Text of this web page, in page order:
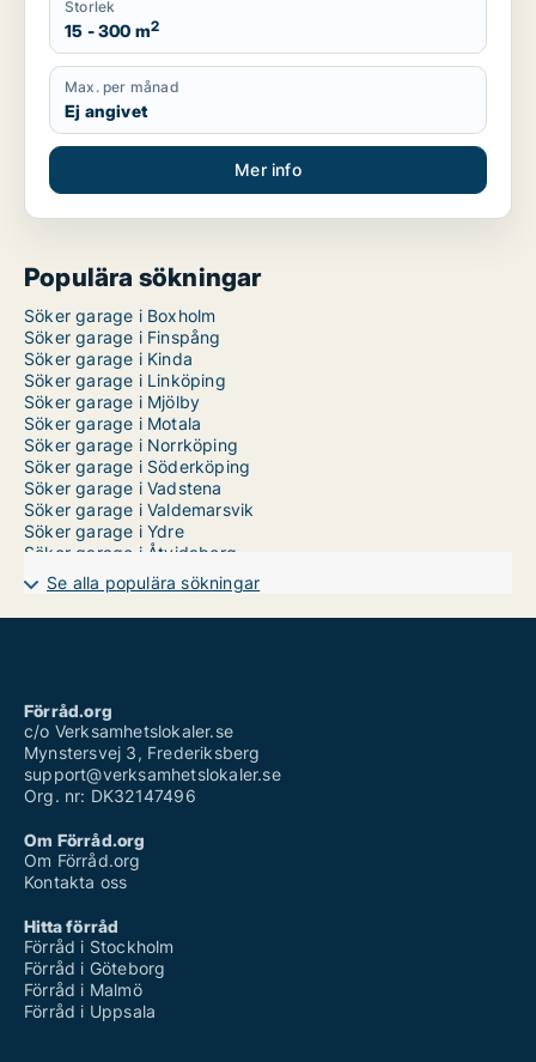
Storlek
15 - 300 m2
Max. per månad
Ej angivet
Mer info
Populära sökningar
Söker garage i Boxholm
Söker garage i Finspång
Söker garage i Kinda
Söker garage i Linköping
Söker garage i Mjölby
Söker garage i Motala
Söker garage i Norrköping
Söker garage i Söderköping
Söker garage i Vadstena
Söker garage i Valdemarsvik
Söker garage i Ydre
Söker garage i Åtvidaberg
Söker garage i Ödeshög
Se alla populära sökningar
Förråd.org
c/o Verksamhetslokaler.se
Mynstersvej 3, Frederiksberg
support@verksamhetslokaler.se
Org. nr: DK32147496
Om Förråd.org
Om Förråd.org
Kontakta oss
Hitta förråd
Förråd i Stockholm
Förråd i Göteborg
Förråd i Malmö
Förråd i Uppsala